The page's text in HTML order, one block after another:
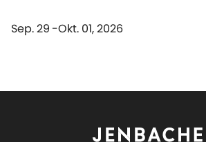
Sep. 29 Okt. 01, 2026